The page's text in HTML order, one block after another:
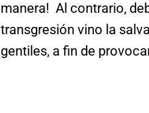
manera! Al contrario,
transgresión vino la
gentiles, a fin de